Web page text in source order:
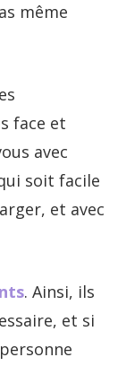
même
face et
avec
soit facile
et avec
. Ainsi, ils
et si